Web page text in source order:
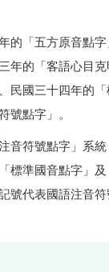
育服務計畫
的「五方原音點
年的「客語心目
民國三十四年的
號點字」。
音符號點字」系統
標準國音點字」
號代表國語注音符